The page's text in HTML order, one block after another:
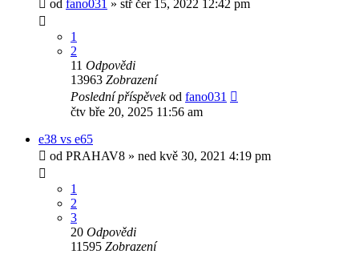
od fano031 » stř čer 15, 2022 12:42 pm
1
2
11 Odpovědi
13963 Zobrazení
Poslední příspěvekod fano031
čtv bře 20, 2025 11:56 am
e38 vs e65
od PRAHAV8 » ned kvě 30, 2021 4:19 pm
1
2
3
20 Odpovědi
11595 Zobrazení